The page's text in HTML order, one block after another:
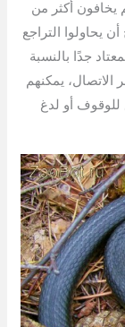
أكثر من
يحاولوا التراجع
جدًا بالنسبة
الاتصال، يمكنهم
للوقوف أو لدغ